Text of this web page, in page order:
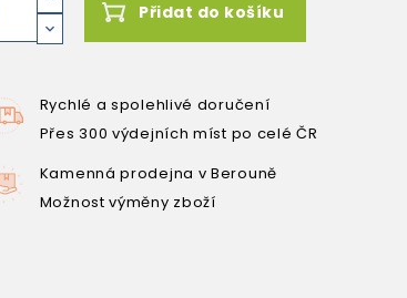
Přidat do košíku
Rychlé a spolehlivé doručení
Přes 300 výdejních míst po celé ČR
Kamenná prodejna v Berouně
Možnost výměny zboží